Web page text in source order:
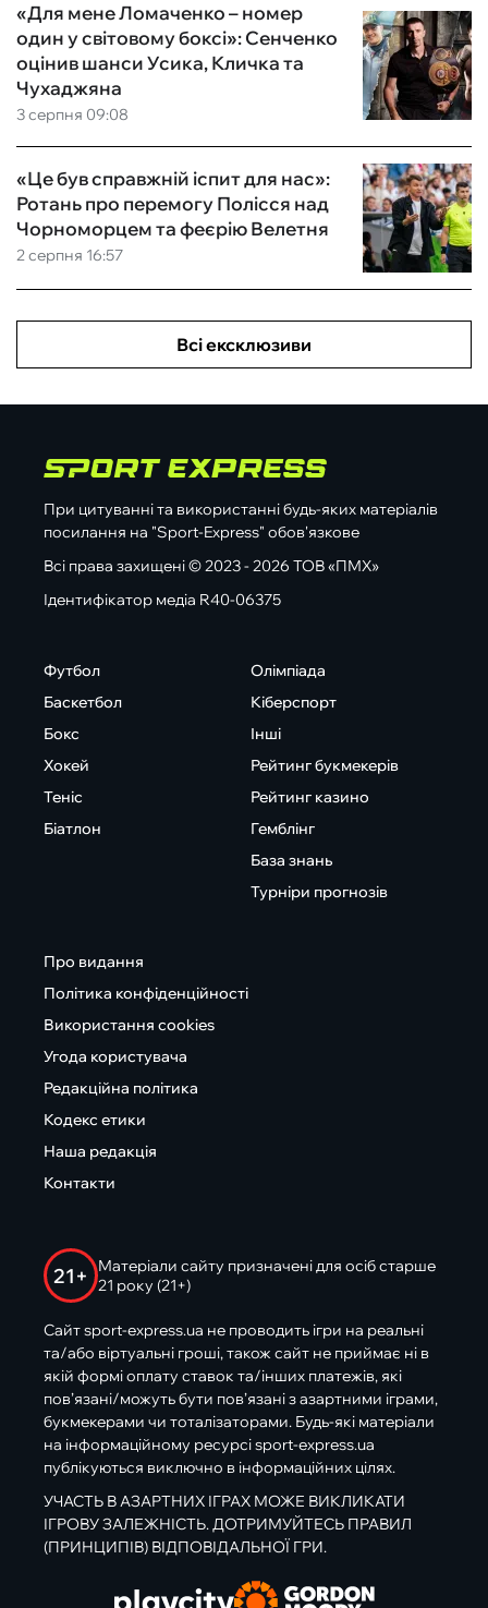
3 серпня 09:08
«Для мене Ломаченко – номер
один у світовому боксі»: Сенченко
оцінив шанси Усика, Кличка та
Чухаджяна
2 серпня 16:57
«Це був справжній іспит для нас»:
Ротань про перемогу Полісся над
Чорноморцем та феєрію Велетня
Всі ексклюзиви
При цитуванні та використанні будь-яких матеріалів
посилання на "Sport-Express" обов'язкове
Всі права захищені © 2023 - 2026 ТОВ «ПМХ»
Ідентифікатор медіа R40-06375
Футбол
Баскетбол
Бокс
Хокей
Теніс
Біатлон
Олімпіада
Кіберспорт
Інші
Рейтинг букмекерів
Рейтинг казино
Гемблінг
База знань
Турніри прогнозів
Про видання
Політика конфіденційності
Використання cookies
Угода користувача
Редакційна політика
Кодекс етики
Наша редакція
Контакти
21+
Матеріали сайту призначені для осіб старше
21 року (21+)
Сайт sport-express.ua не проводить ігри на реальні
та/або віртуальні гроші, також сайт не приймає ні в
якій формі оплату ставок та/інших платежів, які
пов’язані/можуть бути пов’язані з азартними іграми,
букмекерами чи тоталізаторами. Будь-які матеріали
на інформаційному ресурсі sport-express.ua
публікуються виключно в інформаційних цілях.
УЧАСТЬ В АЗАРТНИХ ІГРАХ МОЖЕ ВИКЛИКАТИ
ІГРОВУ ЗАЛЕЖНІСТЬ. ДОТРИМУЙТЕСЬ ПРАВИЛ
(ПРИНЦИПІВ) ВІДПОВІДАЛЬНОЇ ГРИ.